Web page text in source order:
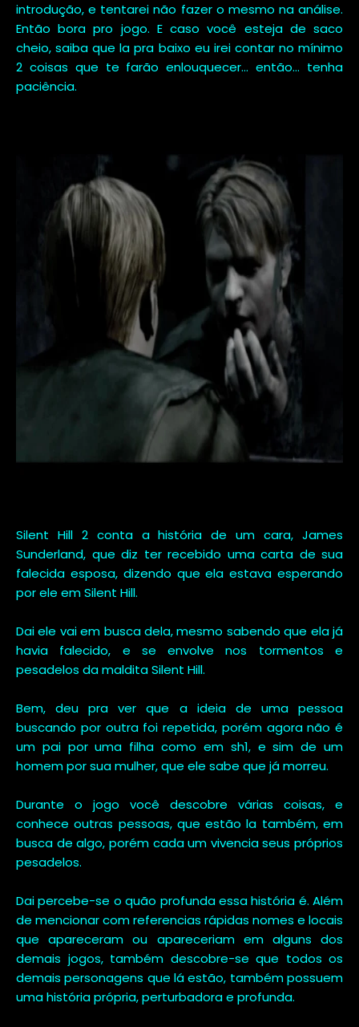
introdução, e tentarei não fazer o mesmo na análise.
Então bora pro jogo. E caso você esteja de saco
cheio, saiba que la pra baixo eu irei contar no mínimo
2 coisas que te farão enlouquecer... então... tenha
paciência.
Silent Hill 2 conta a história de um cara, James
Sunderland, que diz ter recebido uma carta de sua
falecida esposa, dizendo que ela estava esperando
por ele em Silent Hill.
Dai ele vai em busca dela, mesmo sabendo que ela já
havia falecido, e se envolve nos tormentos e
pesadelos da maldita Silent Hill.
Bem, deu pra ver que a ideia de uma pessoa
buscando por outra foi repetida, porém agora não é
um pai por uma filha como em sh1, e sim de um
homem por sua mulher, que ele sabe que já morreu.
Durante o jogo você descobre várias coisas, e
conhece outras pessoas, que estão la também, em
busca de algo, porém cada um vivencia seus próprios
pesadelos.
Dai percebe-se o quão profunda essa história é. Além
de mencionar com referencias rápidas nomes e locais
que apareceram ou apareceriam em alguns dos
demais jogos, também descobre-se que todos os
demais personagens que lá estão, também possuem
uma história própria, perturbadora e profunda.